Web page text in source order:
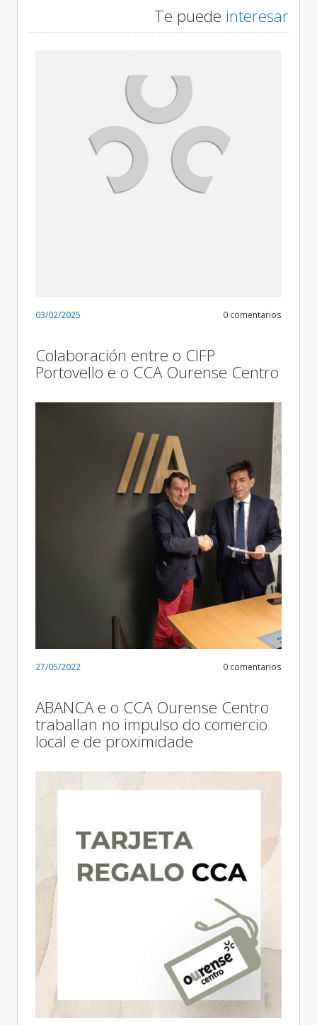
Te puede interesar
03/02/2025 0 comentarios
Colaboración entre o CIFP
Portovello e o CCA Ourense Centro
27/05/2022 0 comentarios
ABANCA e o CCA Ourense Centro
traballan no impulso do comercio
local e de proximidade